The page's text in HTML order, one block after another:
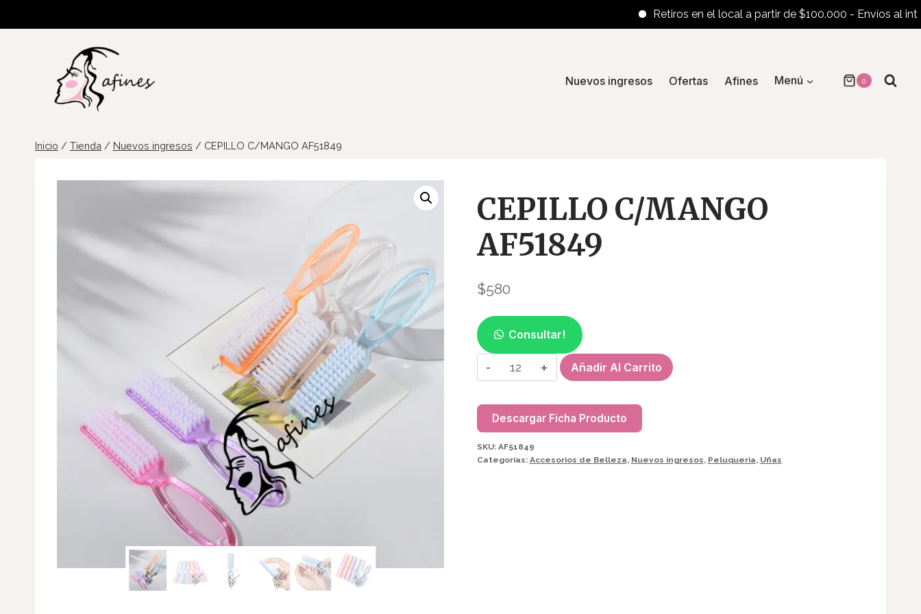
Retiros en el local a partir de $100.000 - Envíos al interior
Nuevos ingresos Ofertas Afines Menú 0
Inicio / Tienda / Nuevos ingresos / CEPILLO C/MANGO AF51849
CEPILLO C/MANGO
AF51849
$580
Consultar!
CEPILLO
C/MANGO
cantidad
Añadir Al Carrito
Descargar Ficha Producto
SKU: AF51849
Categorías: Accesorios de Belleza, Nuevos ingresos, Peluqueria, Uñas